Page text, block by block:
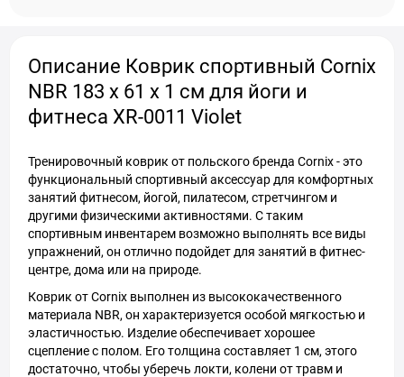
Описание Коврик спортивный Cornix
NBR 183 x 61 x 1 cм для йоги и
фитнеса XR-0011 Violet
Тренировочный коврик от польского бренда Cornix - это
функциональный спортивный аксессуар для комфортных
занятий фитнесом, йогой, пилатесом, стретчингом и
другими физическими активностями. С таким
спортивным инвентарем возможно выполнять все виды
упражнений, он отлично подойдет для занятий в фитнес-
центре, дома или на природе.
Коврик от Cornix выполнен из высококачественного
материала NBR, он характеризуется особой мягкостью и
эластичностью. Изделие обеспечивает хорошее
сцепление с полом. Его толщина составляет 1 см, этого
достаточно, чтобы уберечь локти, колени от травм и